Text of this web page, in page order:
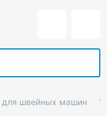
для швейных машин